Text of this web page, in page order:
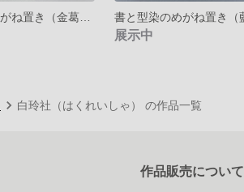
展示中
白玲社（はくれいしゃ） の作品一覧
作品販売について